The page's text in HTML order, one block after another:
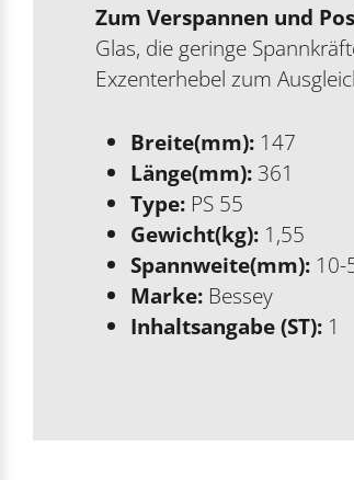
Zum Verspannen und
Glas, die geringe
Exzenterhebel zum
Breite(mm): 147
Länge(mm): 361
Type: PS 55
Gewicht(kg): 1,55
Spannweite(mm): 10-
Marke: Bessey
Inhaltsangabe (ST): 1